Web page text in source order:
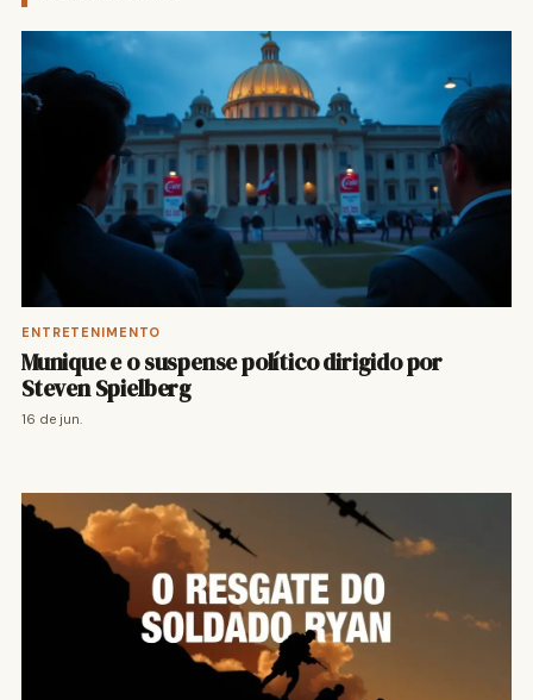
ENTRETENIMENTO
Munique e o suspense político dirigido por
Steven Spielberg
16 de jun.